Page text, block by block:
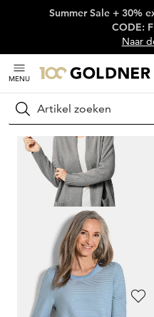
Skip naar hoofdinhoud
Summer Sale + 30%
CODE:
Naar
MENU
Zoeken
Thuis Damesmode
Kleding
Broeken voor op vakantie
artikelen